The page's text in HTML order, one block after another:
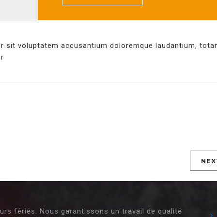
sit voluptatem accusantium doloremque laudantium,
fériés. Nous garantissons un travail de qualité